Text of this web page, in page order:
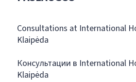
Consultations at International
Klaipėda
Консультации в International
Klaipėda